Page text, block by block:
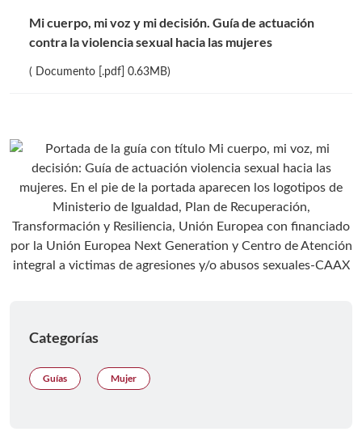
Mi cuerpo, mi voz y mi decisión. Guía de actuación
contra la violencia sexual hacia las mujeres
( Documento [.pdf] 0.63MB)
Categorías
Guías Mujer